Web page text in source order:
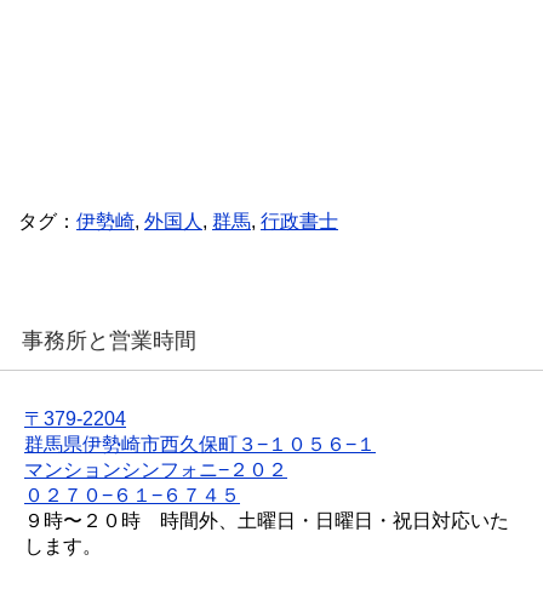
タグ： 伊勢崎, 外国人 , 群馬, 行政書士
事務所と営業時間
〒379-2204
群馬県伊勢崎市西久保町３−１０５６−１
マンションシンフォニ−２０２
０２７０−６１−６７４５
９時〜２０時 時間外、土曜日・日曜日・祝日対応いた
します。